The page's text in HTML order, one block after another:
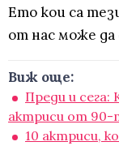
Ето кои са
от нас може да
Виж още:
Преди и сега:
актриси от 90-
10 актриси,